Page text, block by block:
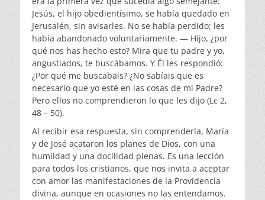
Jesús, el hijo obedientísimo, se había quedado en
Jerusalén, sin avisarles. No se había perdido; les
había abandonado voluntariamente. — Hijo, ¿por
qué nos has hecho esto? Mira que tu padre y yo,
angustiados, te buscábamos. Y Él les respondió:
¿Por qué me buscabais? ¿No sabíais que es
necesario que yo esté en las cosas de mi Padre?
Pero ellos no comprendieron lo que les dijo (Lc 2,
48 – 50).
Al recibir esa respuesta, sin comprenderla, María
y de José acataron los planes de Dios, con una
humildad y una docilidad plenas. Es una lección
para todos los cristianos, que nos invita a aceptar
con amor las manifestaciones de la Providencia
divina, aunque en ocasiones no las entendamos.